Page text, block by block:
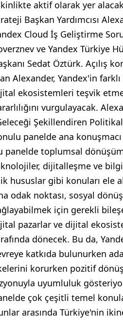
aktif olarak yer
Başkan Yardımcısı
Cloud İş Geliştirme
ve Yandex Türkiye
Sedat Öztürk. Açılış
Alexander, Yandex'in
ekosistemleri teşvik
vurgulayacak.
Şekillendiren
panelde ana
panelde toplumsal
dijitalleşme ve
hususlar gibi konuları ele
odak noktası, sosyal
için gerekli
pazarlar ve dijital
dönecek. Bu da,
katkıda bulunurken
korurken pozitif
uyumluluk
çok çeşitli temel
arasında Türkiye'nin